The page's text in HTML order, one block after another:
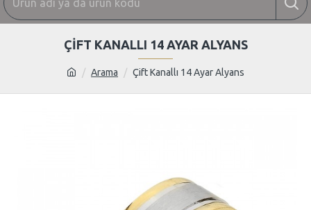
Arama Çift Kanallı 14 Ayar Alyans
ÇIFT KANALLI 14 AYAR ALYANS